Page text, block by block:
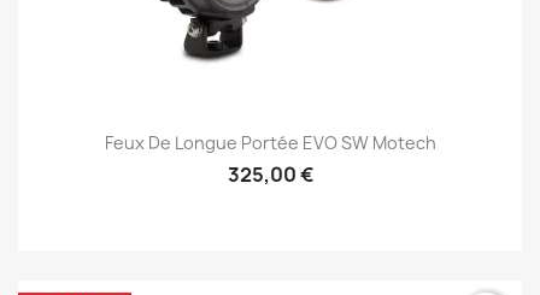
Feux De Longue Portée EVO SW Motech
325,00 €